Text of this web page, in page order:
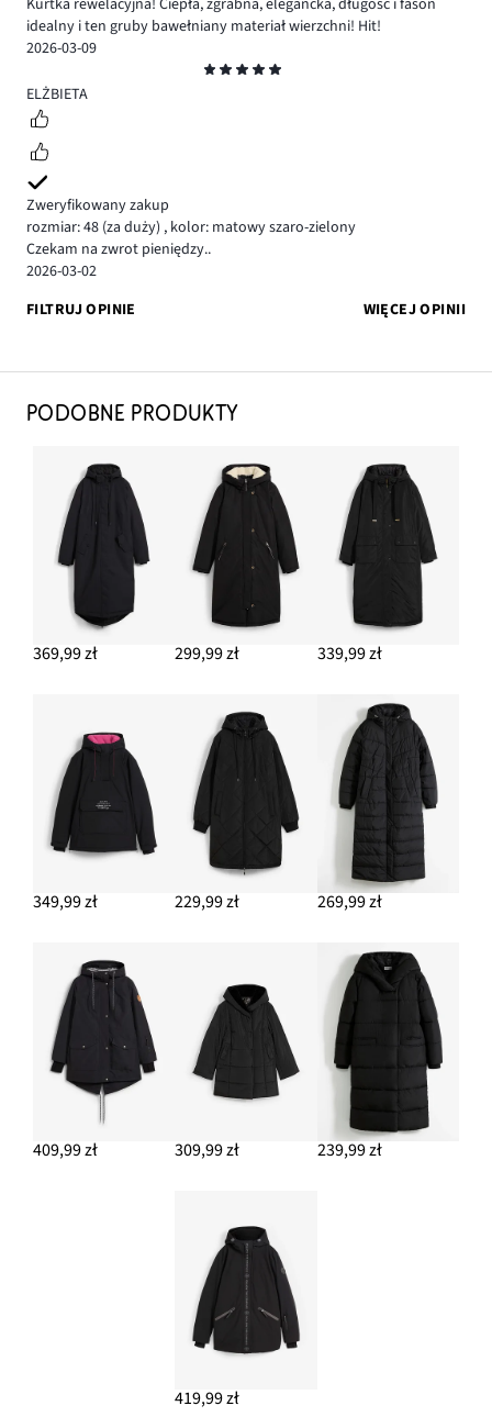
Kurtka rewelacyjna! Ciepła, zgrabna, elegancka, długość i fason
idealny i ten gruby bawełniany materiał wierzchni! Hit!
2026-03-09
5
ELŻBIETA
Zweryfikowany zakup
rozmiar: 48 (za duży) , kolor: matowy szaro-zielony
Czekam na zwrot pieniędzy..
2026-03-02
FILTRUJ OPINIE
WIĘCEJ OPINII
PODOBNE PRODUKTY
369,99 zł 299,99 zł 339,99 zł
349,99 zł 229,99 zł 269,99 zł
409,99 zł 309,99 zł 239,99 zł
419,99 zł